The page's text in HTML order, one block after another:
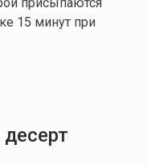
15 минут при